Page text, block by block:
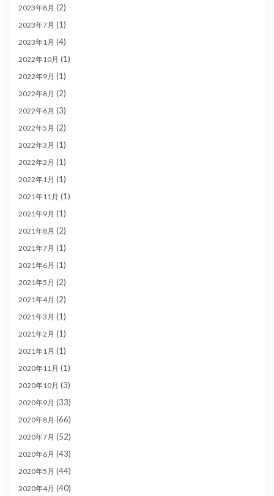
2023年8月 (2)
2023年7月 (1)
2023年1月 (4)
2022年10月 (1)
2022年9月 (1)
2022年8月 (2)
2022年6月 (3)
2022年5月 (2)
2022年3月 (1)
2022年2月 (1)
2022年1月 (1)
2021年11月 (1)
2021年9月 (1)
2021年8月 (2)
2021年7月 (1)
2021年6月 (1)
2021年5月 (2)
2021年4月 (2)
2021年3月 (1)
2021年2月 (1)
2021年1月 (1)
2020年11月 (1)
2020年10月 (3)
2020年9月 (33)
2020年8月 (66)
2020年7月 (52)
2020年6月 (43)
2020年5月 (44)
2020年4月 (40)